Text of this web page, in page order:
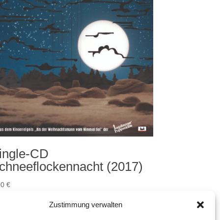
Zustimmung verwalten
CD
(2017)
€
Versandkosten